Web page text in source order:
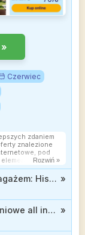
Czerwiec
zdaniem
znalezione
pod
podróży.
Możemy
do których
wycieczki.
Rozwiń »
Wakacyjne czarterowe loty z dużym bagażem: Hiszpania, Turcja i Włochy za 399 zł »
Tam sezon trwa dłużej: Tunezja, tygodniowe all inclusive za 1826 zł »